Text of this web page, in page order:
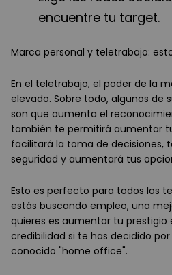
encuentre tu target.
Marca personal y teletrabajo:
En el teletrabajo, el poder de la
elevado. Sobre todo, algunos de
son que aumenta el
también te permitirá aumentar
facilitará la toma de decisiones,
seguridad y aumentará tus
Esto es perfecto para todos los
estás buscando empleo, una
quieres es aumentar tu
credibilidad si te has decidido
conocido "home office".